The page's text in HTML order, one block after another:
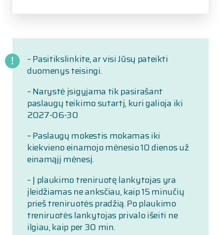
– Pasitikslinkite, ar visi Jūsų pateikti
duomenys teisingi.
– Narystė įsigyjama tik pasirašant
paslaugų teikimo sutartį, kuri galioja iki
2027-06-30
– Paslaugų mokestis mokamas iki
kiekvieno einamojo mėnesio 10 dienos už
einamąjį mėnesį.
– Į plaukimo treniruotę lankytojas yra
įleidžiamas ne anksčiau, kaip 15 minučių
prieš treniruotės pradžią. Po plaukimo
treniruotės lankytojas privalo išeiti ne
ilgiau, kaip per 30 min.